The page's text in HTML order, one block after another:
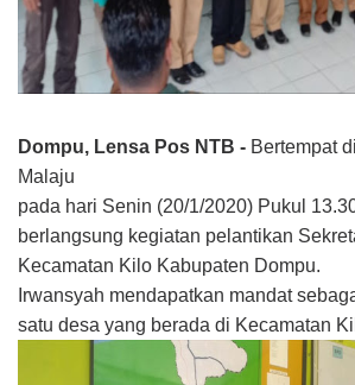
Dompu, Lensa Pos NTB - Bertempat
Malaju
pada hari Senin (20/1/2020) Pukul
berlangsung kegiatan pelantikan
Kecamatan Kilo Kabupaten Dompu.
Irwansyah mendapatkan mandat
satu desa yang berada di Kecamatan